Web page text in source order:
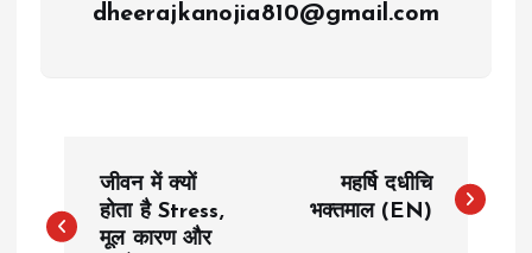
dheerajkanojia810@gmail.com
o
जीवन में क्यों
होता है Stress,
मूल कारण और
महर्षि दधीचि
भक्तमाल (EN)